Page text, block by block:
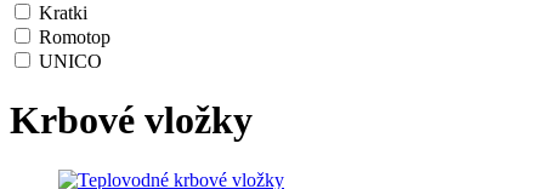
Kratki
Romotop
UNICO
Krbové vložky